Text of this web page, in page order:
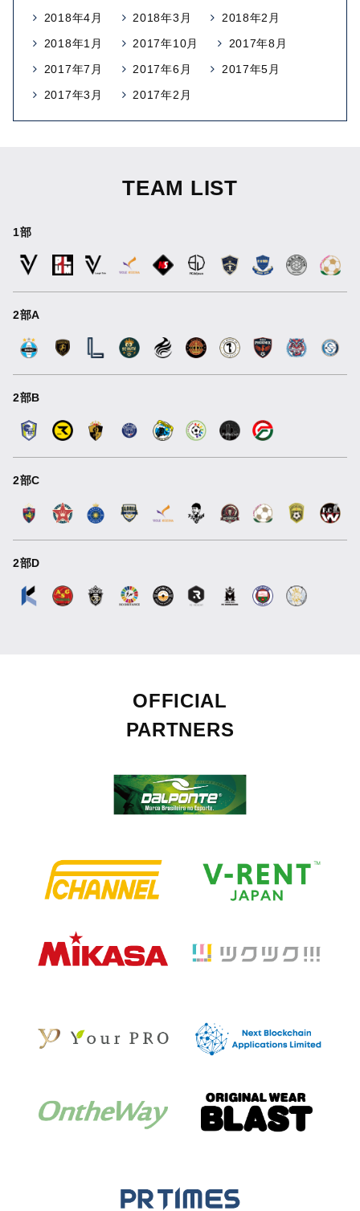
2018年4月 2018年3月
2018年2月
2018年1月
2017年10月
2017年8月
2017年7月
2017年6月
2017年5月
2017年3月
2017年2月
TEAM LIST
1部
2部A
2部B
2部C
2部D
OFFICIAL
PARTNERS